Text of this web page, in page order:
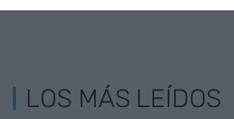
LOS MÁS LEÍDOS